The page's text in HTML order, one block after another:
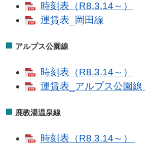
時刻表（R8.3.14～）
運賃表_岡田線
アルプス公園線
時刻表（R8.3.14～）
運賃表_アルプス公園線
鹿教湯温泉線
時刻表（R8.3.14～）